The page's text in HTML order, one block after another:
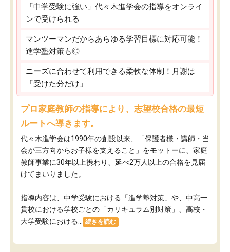
「中学受験に強い」代々木進学会の指導をオンライ
ンで受けられる
マンツーマンだからあらゆる学習目標に対応可能！
進学塾対策も◎
ニーズに合わせて利用できる柔軟な体制！月謝は
「受けた分だけ」
プロ家庭教師の指導により、志望校合格の最短
ルートへ導きます。
代々木進学会は1990年の創設以来、「保護者様・講師・当
会が三方向からお子様を支えること」をモットーに、家庭
教師事業に30年以上携わり、延べ2万人以上の合格を見届
けてまいりました。
指導内容は、中学受験における「進学塾対策」や、中高一
貫校における学校ごとの「カリキュラム別対策」、高校・
大学受験における...
続きを読む